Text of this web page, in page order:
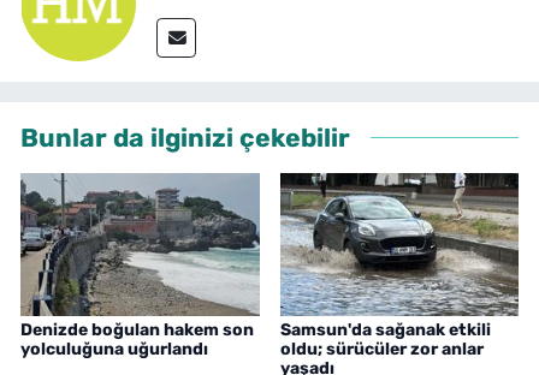
Bunlar da ilginizi çekebilir
Denizde boğulan hakem son
yolculuğuna uğurlandı
Samsun'da sağanak etkili
oldu; sürücüler zor anlar
yaşadı